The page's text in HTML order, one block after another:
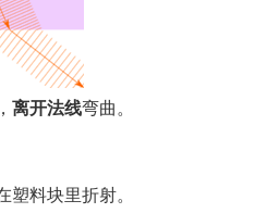
离开法线弯曲。
塑料块里折射。